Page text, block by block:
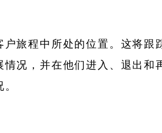
旅程中所处的位置。这将跟
况，并在他们进入、退出和